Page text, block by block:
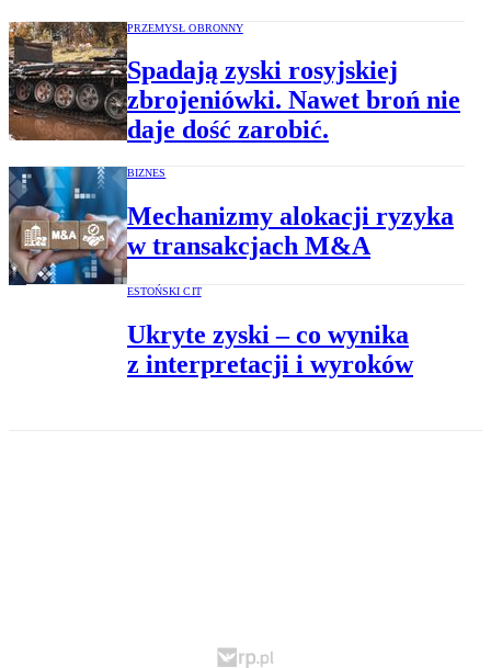
PRZEMYSŁ OBRONNY
Spadają zyski rosyjskiej
zbrojeniówki. Nawet broń nie
daje dość zarobić.
BIZNES
Mechanizmy alokacji ryzyka
w transakcjach M&A
ESTOŃSKI CIT
Ukryte zyski – co wynika
z interpretacji i wyroków